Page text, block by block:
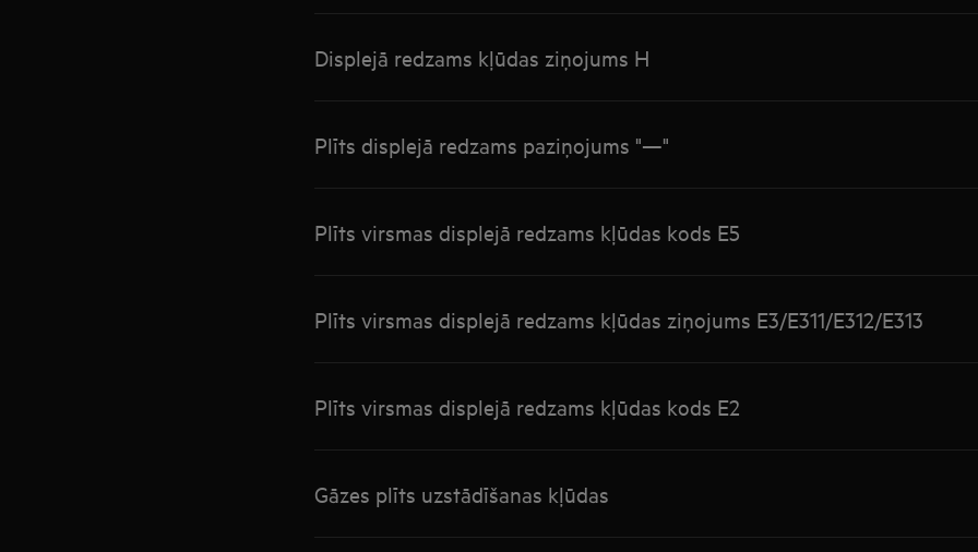
Displejā redzams kļūdas ziņojums H
Plīts displejā redzams paziņojums "—"
Plīts virsmas displejā redzams kļūdas kods E5
Plīts virsmas displejā redzams kļūdas ziņojums E3/E311/E312/E313
Plīts virsmas displejā redzams kļūdas kods E2
Gāzes plīts uzstādīšanas kļūdas